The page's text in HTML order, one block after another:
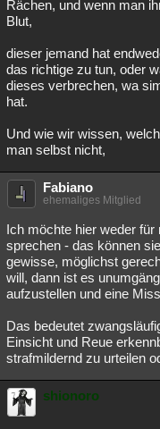
Rächen, und wenn man
Blut,
dieser jemand hat
das richtige zu tun, oder
dieses verbrechen, wa
hat.
Und wie wir wissen,
man selbst nicht,
Fabiano
ehemaliges Mitglied
Ich möchte hier weder
sprechen - das können
gewisse, möglichst
will, dann ist es
aufzustellen und eine
Das bedeutet
Einsicht und Reue
strafmildernd zu urteilen
shionoro